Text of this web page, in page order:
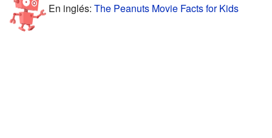
En inglés: The Peanuts Movie Facts for Kids